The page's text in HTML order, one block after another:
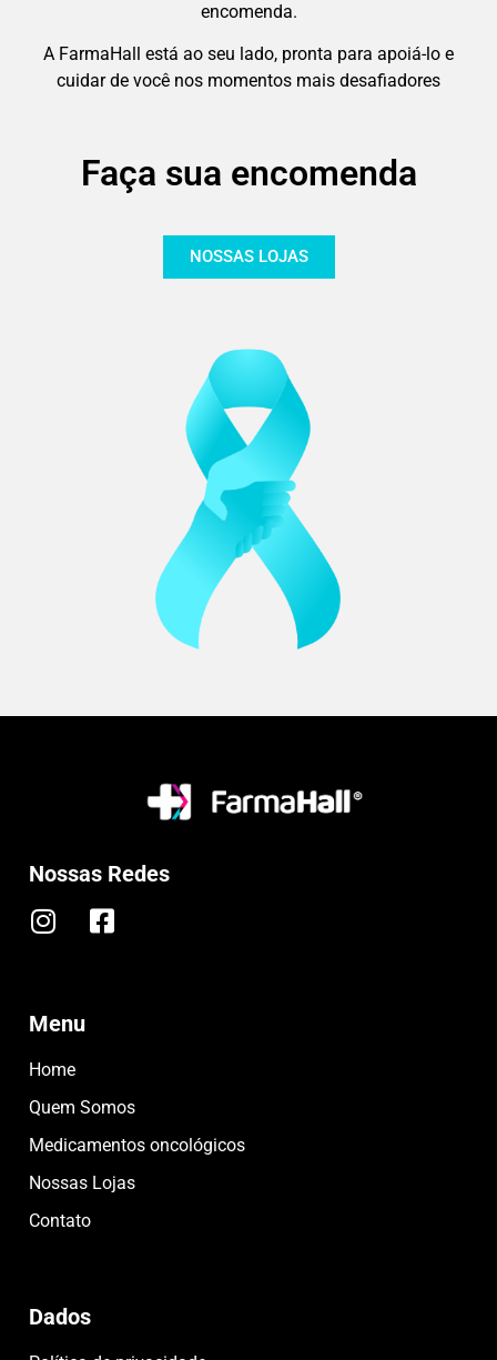
encomenda.
A FarmaHall está ao seu lado, pronta para apoiá-lo e
cuidar de você nos momentos mais desafiadores
Faça sua encomenda
NOSSAS LOJAS
Nossas Redes
Menu
Home
Quem Somos
Medicamentos oncológicos
Nossas Lojas
Contato
Dados